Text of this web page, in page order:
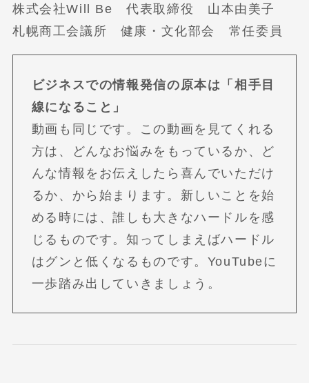
株式会社Will Be 代表取締役 山本由美子
札幌商工会議所 健康・文化部会 常任委員
ビジネスでの情報発信の原本は「相手目
線になること」
動画も同じです。この動画を見てくれる
方は、どんなお悩みをもっているか、ど
んな情報をお伝えしたら喜んでいただけ
るか、から始まります。新しいことを始
める時には、誰しも大きなハードルを感
じるものです。知ってしまえばハードル
はグンと低くなるものです。YouTubeに
一歩踏み出していきましょう。